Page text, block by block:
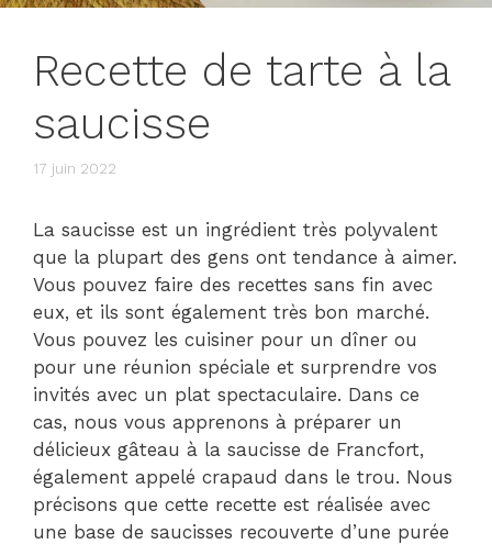
Recette de tarte à la
saucisse
17 juin 2022
La saucisse est un ingrédient très polyvalent
que la plupart des gens ont tendance à aimer.
Vous pouvez faire des recettes sans fin avec
eux, et ils sont également très bon marché.
Vous pouvez les cuisiner pour un dîner ou
pour une réunion spéciale et surprendre vos
invités avec un plat spectaculaire. Dans ce
cas, nous vous apprenons à préparer un
délicieux gâteau à la saucisse de Francfort,
également appelé crapaud dans le trou. Nous
précisons que cette recette est réalisée avec
une base de saucisses recouverte d’une purée